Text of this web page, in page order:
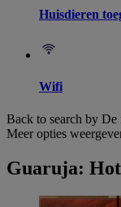
Huisdieren
Wifi
Back to search by De
Meer opties
Guaruja: